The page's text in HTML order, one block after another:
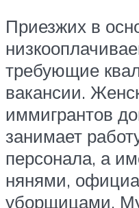
Приезжих в
требующие
вакансии.
иммигрантов
занимает
персонала, а
нянями,
уборщицами.